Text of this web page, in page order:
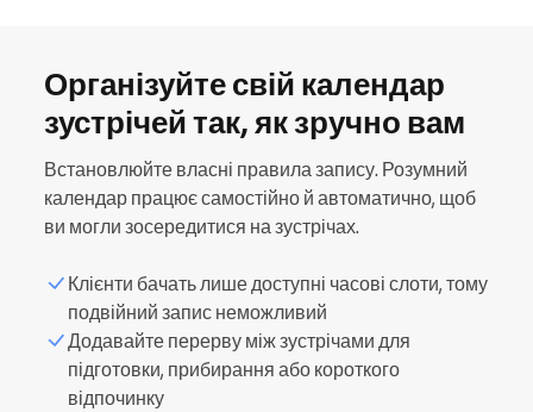
Організуйте свій календар
зустрічей так, як зручно вам
Встановлюйте власні правила запису. Розумний
календар працює самостійно й автоматично, щоб
ви могли зосередитися на зустрічах.
Клієнти бачать лише доступні часові слоти, тому
подвійний запис неможливий
Додавайте перерву між зустрічами для
підготовки, прибирання або короткого
відпочинку